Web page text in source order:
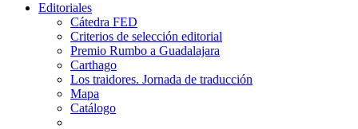
Editoriales
Cátedra FED
Criterios de selección editorial
Premio Rumbo a Guadalajara
Carthago
Los traidores. Jornada de traducción
Mapa
Catálogo